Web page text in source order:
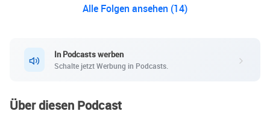
Alle Folgen ansehen (14)
In Podcasts werben
Schalte jetzt Werbung in Podcasts.
Über diesen Podcast